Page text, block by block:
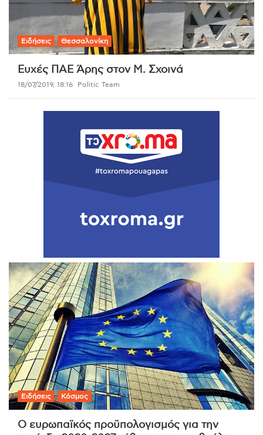
Ειδήσεις Θεσσαλονίκη
Ευχές ΠΑΕ Άρης στον Μ. Σχοινά
18/07/2019, 18:16 Politic Team
Ειδήσεις Κόσμος
O ευρωπαϊκός προϋπολογισμός για την